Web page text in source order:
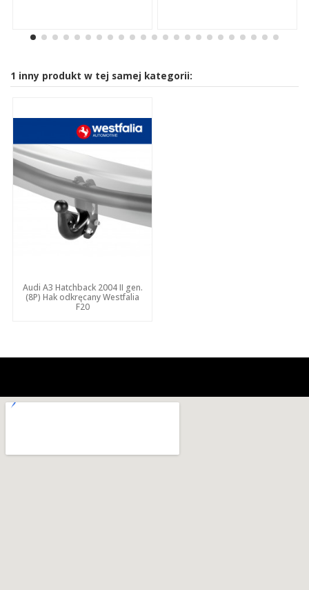
1 inny produkt w tej samej kategorii:
Audi A3 Hatchback 2004 II gen.
(8P) Hak odkręcany Westfalia
F20